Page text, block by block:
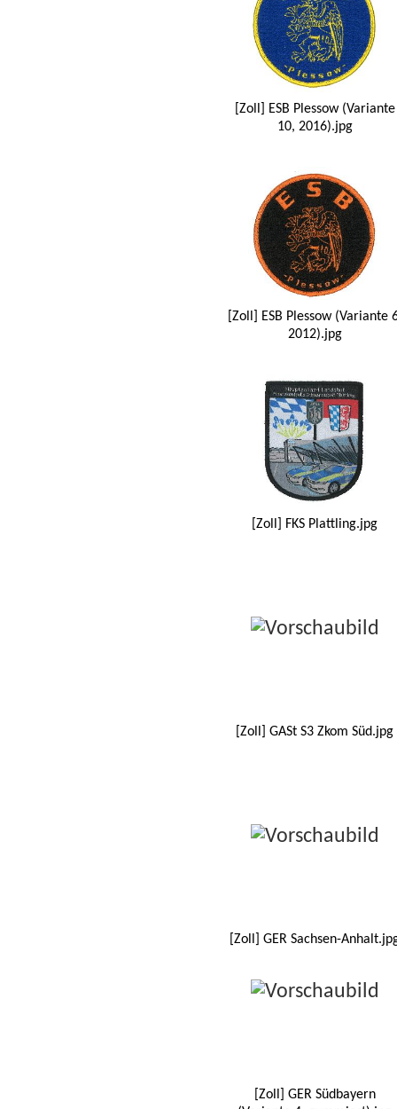
[Zoll] ESB Plessow (Variante
10, 2016).jpg
[Zoll] ESB Plessow (Variante
2012).jpg
[Zoll] FKS Plattling.jpg
[Zoll] GASt S3 Zkom Süd.jpg
[Zoll] GER Sachsen-
[Zoll] GER Südbayern